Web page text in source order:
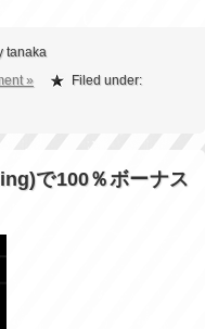
tanaka
»
Filed under:
で100％ボーナス